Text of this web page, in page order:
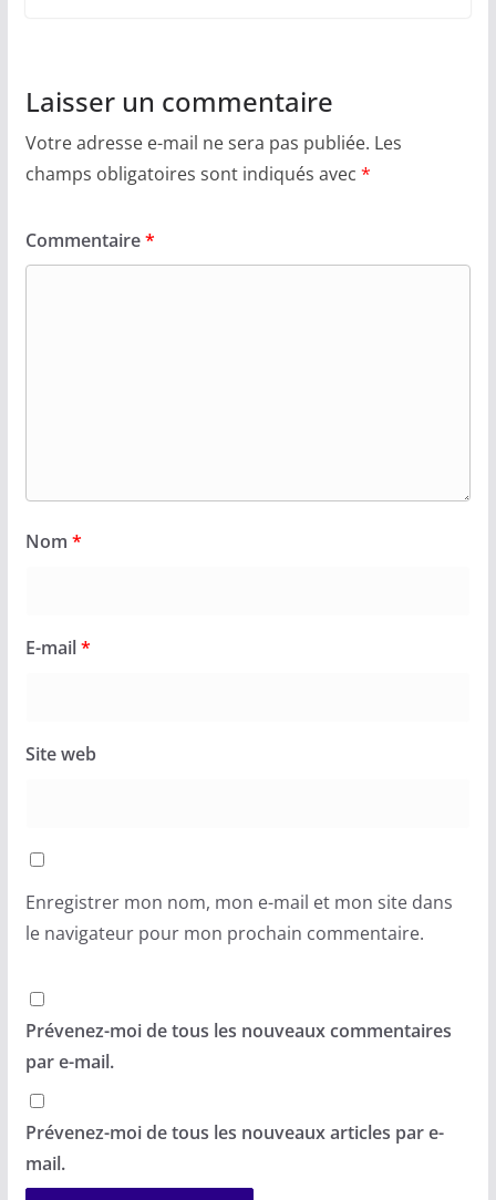
Laisser un commentaire
Votre adresse e-mail ne sera pas publiée. Les
champs obligatoires sont indiqués avec *
Commentaire*
Nom *
E-mail*
Site web
Enregistrer mon nom, mon e-mail et mon site dans
le navigateur pour mon prochain commentaire.
Prévenez-moi de tous les nouveaux commentaires
par e-mail.
Prévenez-moi de tous les nouveaux articles par e-
mail.